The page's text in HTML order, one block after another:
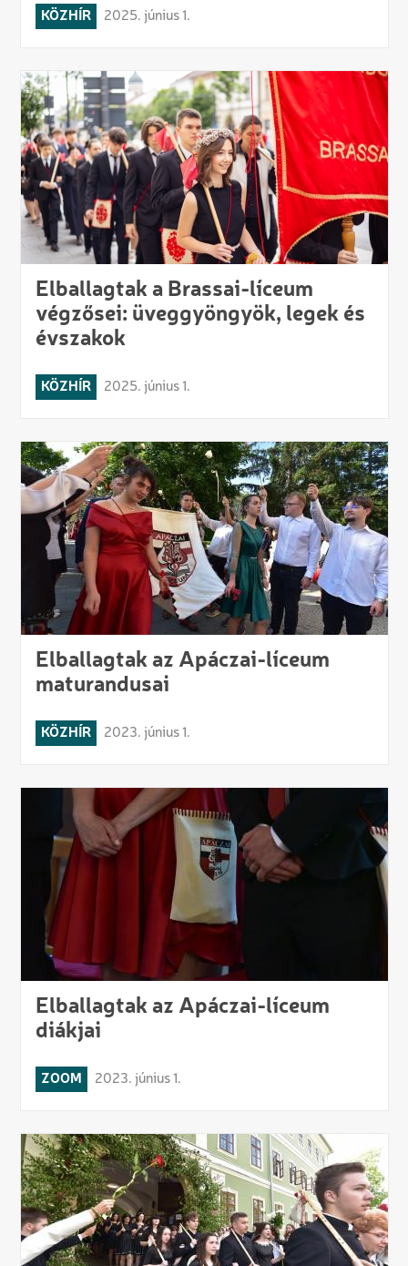
KÖZHÍR 2025. június 1.
Elballagtak a Brassai-líceum
végzősei: üveggyöngyök, legek és
évszakok
KÖZHÍR 2025. június 1.
Elballagtak az Apáczai-líceum
maturandusai
KÖZHÍR 2023. június 1.
Elballagtak az Apáczai-líceum
diákjai
ZOOM 2023. június 1.